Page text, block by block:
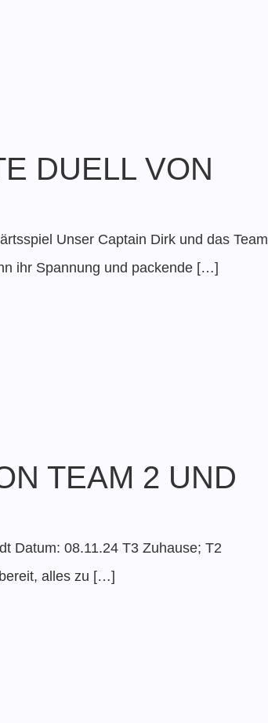
DUELL VON
Unser Captain Dirk und das Team
ihr Spannung und packende […]
TEAM 2 UND
Datum: 08.11.24 T3 Zuhause; T2
alles zu […]